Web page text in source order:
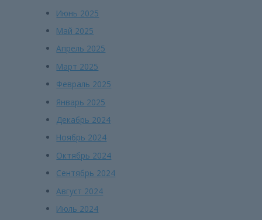
Июнь 2025
Май 2025
Апрель 2025
Март 2025
Февраль 2025
Январь 2025
Декабрь 2024
Ноябрь 2024
Октябрь 2024
Сентябрь 2024
Август 2024
Июль 2024